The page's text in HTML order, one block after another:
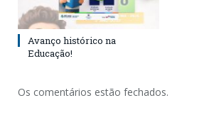
Avanço histórico na
Educação!
Os comentários estão fechados.